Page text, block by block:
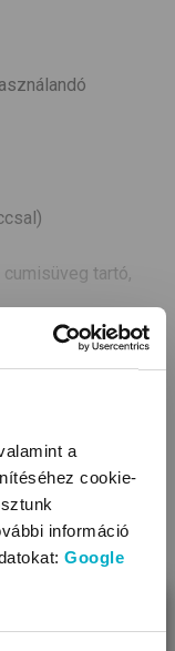
a
cookie-
információ
Google
tartó,